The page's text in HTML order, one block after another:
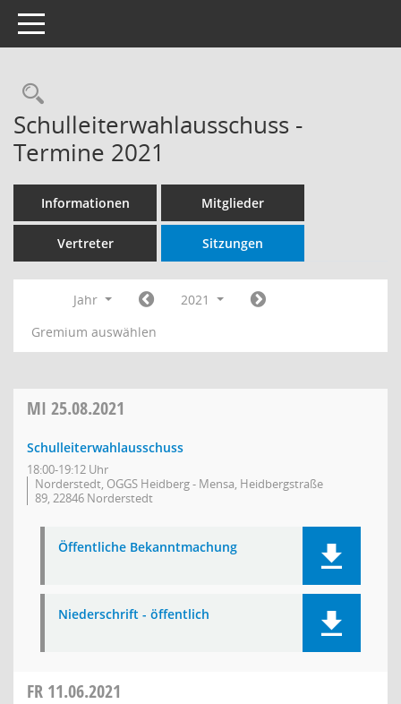
Toggle navigation
Rechercheauswahl
Schulleiterwahlausschuss -
Termine 2021
Informationen Mitglieder
Vertreter Sitzungen
Jahr
2021
Gremium auswählen
MI 25.08.2021
Schulleiterwahlausschuss
18:00-19:12 Uhr
Norderstedt, OGGS Heidberg - Mensa, Heidbergstraße
89, 22846 Norderstedt
Öffentliche Bekanntmachung
Niederschrift - öffentlich
FR 11.06.2021